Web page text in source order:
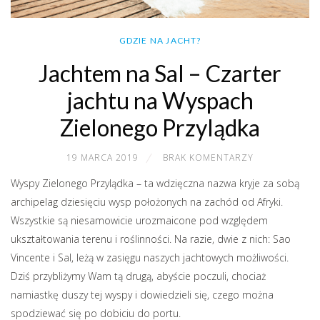
GDZIE NA JACHT?
Jachtem na Sal – Czarter
jachtu na Wyspach
Zielonego Przylądka
19 MARCA 2019 BRAK KOMENTARZY
Wyspy Zielonego Przylądka – ta wdzięczna nazwa kryje za sobą
archipelag dziesięciu wysp położonych na zachód od Afryki.
Wszystkie są niesamowicie urozmaicone pod względem
ukształtowania terenu i roślinności. Na razie, dwie z nich: Sao
Vincente i Sal, leżą w zasięgu naszych jachtowych możliwości.
Dziś przybliżymy Wam tą drugą, abyście poczuli, chociaż
namiastkę duszy tej wyspy i dowiedzieli się, czego można
spodziewać się po dobiciu do portu.